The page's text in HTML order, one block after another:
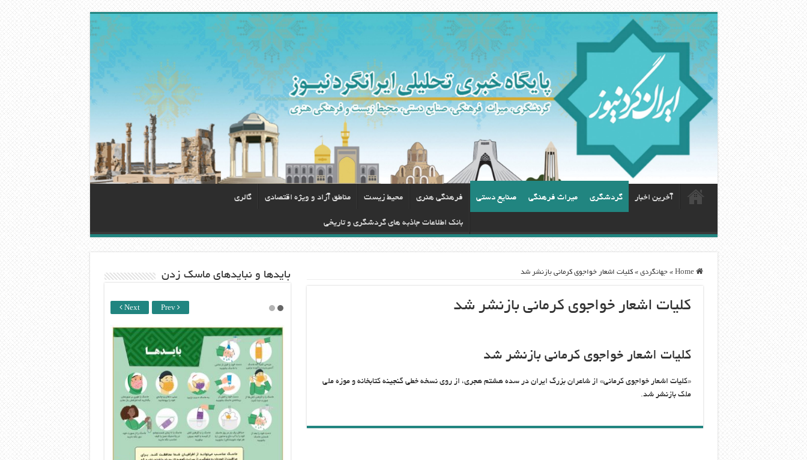
آخرین اخبار گردشگری ميراث فرهنگی صنایع دستی فرهنگی هنری محيط زيست مناطق آزاد و ویژه اقتصادی گالری
بانک اطلاعات جاذبه های گردشگری و تاریخی
Home
» جهانگردی » کلیات اشعار خواجوی کرمانی بازنشر شد
کلیات اشعار خواجوی کرمانی بازنشر شد
کلیات اشعار خواجوی کرمانی بازنشر شد
«کلیات اشعار خواجوی کرمانی» از شاعران بزرگ ایران در سده هشتم هجری، از روی نسخه خطی گنجینه کتابخانه و موزه ملی
ملک بازنشر شد.
باید‌ها و نبایدهای ماسک زدن
Next Prev